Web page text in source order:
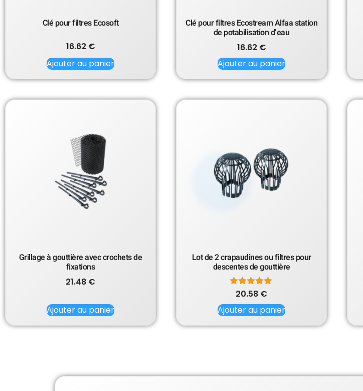
Clé pour filtres Ecosoft
16.62 €
Ajouter au panier
Clé pour filtres Ecostream Alfaa station
de potabilisation d’eau
16.62 €
Ajouter au panier
Grillage à gouttière avec crochets de
fixations
21.48 €
Ajouter au panier
Lot de 2 crapaudines ou filtres pour
descentes de gouttière
Note
sur 5
20.58 €
Ajouter au panier